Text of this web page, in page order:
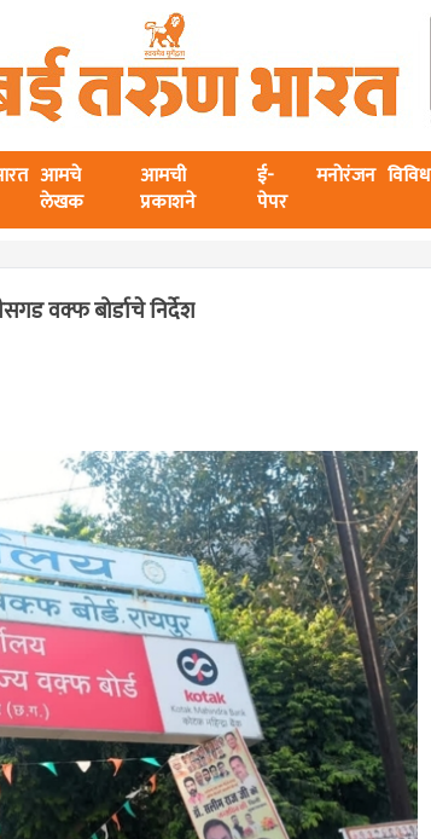
आमचे
लेखक
आमची
प्रकाशने
ई-
पेपर
मनोरंजन विविध
वक्फ बोर्डाचे निर्देश